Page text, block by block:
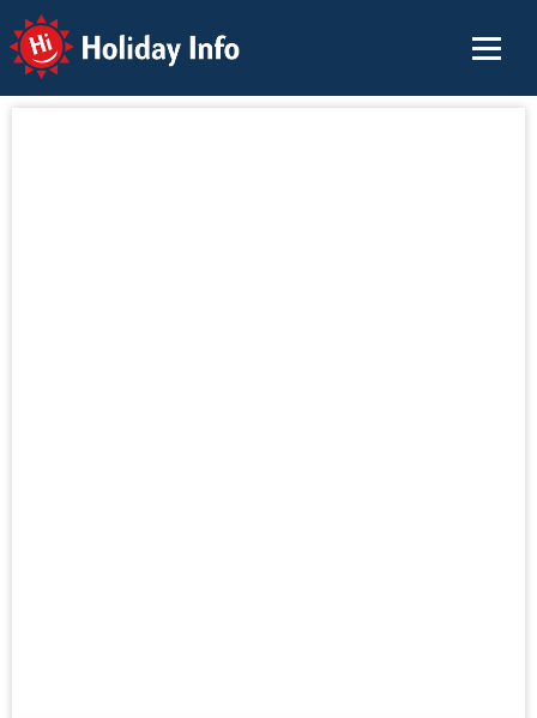
Holiday Info